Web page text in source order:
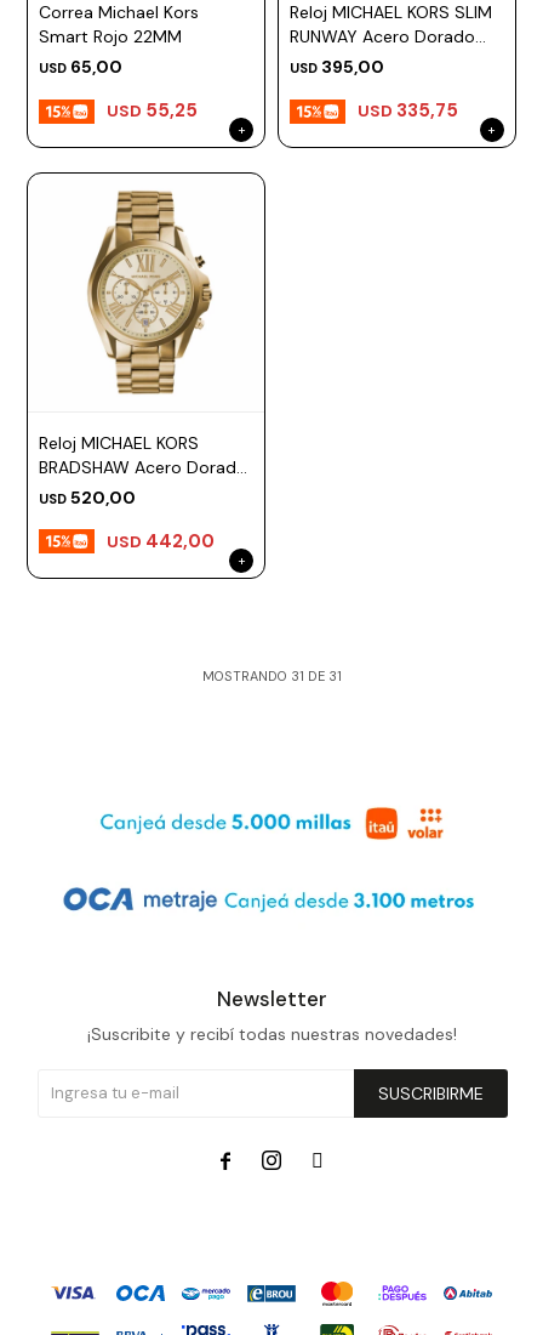
Correa Michael Kors
Smart Rojo 22MM
USD 65,00
USD 55,25
Reloj MICHAEL KORS SLIM
RUNWAY Acero Dorado
Esfera 42mm
USD 395,00
USD 335,75
Reloj MICHAEL KORS
BRADSHAW Acero Dorado
Esfera 43mm
USD 520,00
USD 442,00
MOSTRANDO 31 DE 31
Newsletter
¡Suscribite y recibí todas nuestras novedades!
SUSCRIBIRME
  